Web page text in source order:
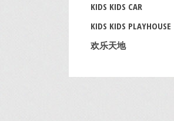
KIDS KIDS CAR
KIDS KIDS PLAYHOUSE
欢乐天地